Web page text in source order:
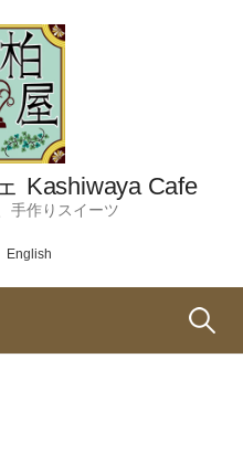
Kashiwaya Cafe
手作りスイーツ
English
検